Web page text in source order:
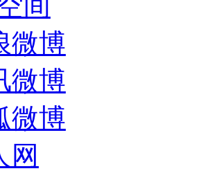
微博
微博
微博
网